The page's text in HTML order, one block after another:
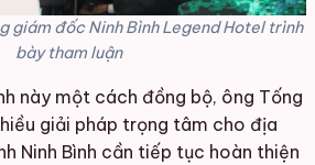
giám đốc Ninh Bình Legend Hotel trình
bày tham luận
này một cách đồng bộ, ông Tống
giải pháp trọng tâm cho địa
Ninh Bình cần tiếp tục hoàn thiện